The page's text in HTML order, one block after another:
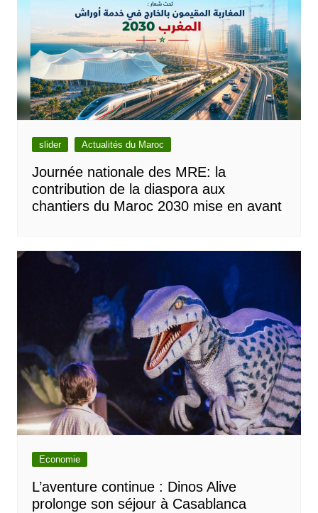
slider Actualités du Maroc
Journée nationale des MRE: la
contribution de la diaspora aux
chantiers du Maroc 2030 mise en avant
Economie
L’aventure continue : Dinos Alive
prolonge son séjour à Casablanca